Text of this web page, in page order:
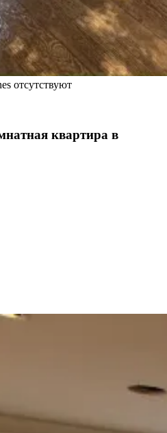
отсутствуют
квартира в